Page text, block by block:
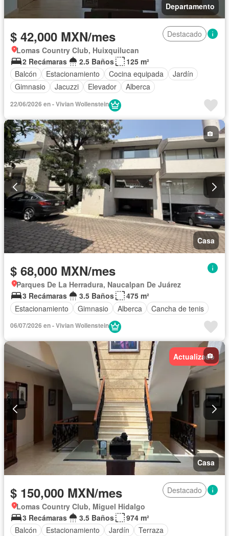
Departamento
$ 42,000 MXN/mes
Destacado
Lomas Country Club, Huixquilucan
2 Recámaras
2.5 Baños
125 m²
Balcón
Estacionamiento Cocina equipada
Jardín
Gimnasio
Jacuzzi Elevador Alberca
22/06/2026 en - Vivian Wollenstein
Casa
$ 68,000 MXN/mes
Parques De La Herradura, Naucalpan De Juárez
3 Recámaras
3.5 Baños
475 m²
Estacionamiento
Gimnasio Alberca Cancha de tenis
06/07/2026 en - Vivian Wollenstein
Actualizado
Casa
$ 150,000 MXN/mes
Destacado
Lomas Country Club, Miguel Hidalgo
3 Recámaras
3.5 Baños
974 m²
Balcón
Estacionamiento Jardín
Terraza